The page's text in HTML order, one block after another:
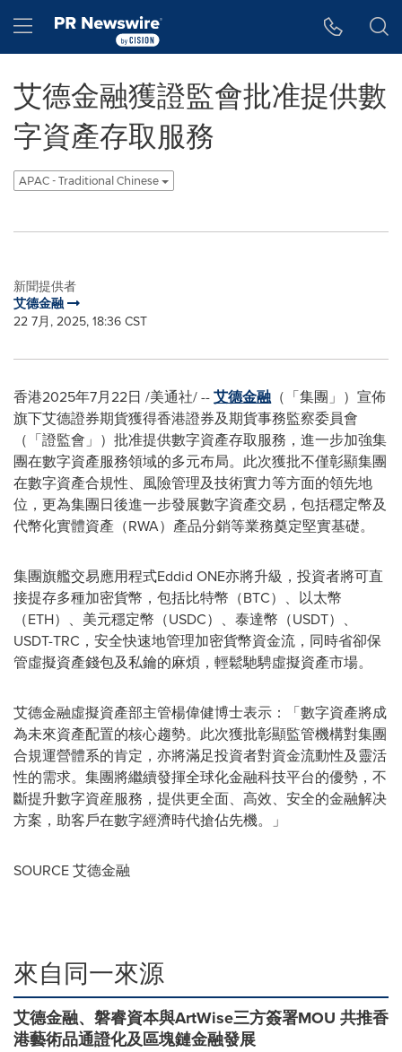
Hamburger menu
艾德金融獲證監會批准提供數
字資產存取服務
APAC - Traditional Chinese
新聞提供者
艾德金融
22 7月, 2025, 18:36 CST
香港2025年7月22日 /美通社/ --艾德金融（「集團」）宣佈
旗下艾德證券期貨獲得香港證券及期貨事務監察委員會
（「證監會」）批准提供數字資產存取服務，進一步加強集
團在數字資產服務領域的多元布局。此次獲批不僅彰顯集團
在數字資產合規性、風險管理及技術實力等方面的領先地
位，更為集團日後進一步發展數字資產交易，包括穩定幣及
代幣化實體資產（RWA）產品分銷等業務奠定堅實基礎。
集團旗艦交易應用程式Eddid ONE亦將升級，投資者將可直
接提存多種加密貨幣，包括比特幣（BTC）、以太幣
（ETH）、美元穩定幣（USDC）、泰達幣（USDT）、
USDT-TRC，安全快速地管理加密貨幣資金流，同時省卻保
管虛擬資產錢包及私鑰的麻煩，輕鬆馳騁虛擬資產市場。
艾德金融虛擬資產部主管楊偉健博士表示：「數字資產將成
為未來資產配置的核心趨勢。此次獲批彰顯監管機構對集團
合規運營體系的肯定，亦將滿足投資者對資金流動性及靈活
性的需求。集團將繼續發揮全球化金融科技平台的優勢，不
斷提升數字資産服務，提供更全面、高效、安全的金融解决
方案，助客戶在數字經濟時代搶佔先機。」
SOURCE 艾德金融
來自同一來源
艾德金融、磐睿資本與ArtWise三方簽署MOU 共推香
港藝術品通證化及區塊鏈金融發展